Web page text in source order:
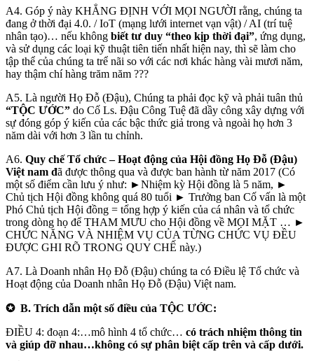
A4. Góp ý này KHẲNG ĐỊNH VỚI MỌI NGƯỜI rằng, chúng ta
đang ở thời đại 4.0. / IoT (mạng lưới internet vạn vật) / AI (trí tuệ
nhân tạo)… nếu không biết tư duy “theo kịp thời đại”, ứng dụng,
và sử dụng các loại kỹ thuật tiên tiến nhất hiện nay, thì sẽ làm cho
tập thể của chúng ta trể nãi so với các nơi khác hàng vài mươi năm,
hay thậm chí hàng trăm năm ???
A5. Là người Họ Đỗ (Đậu), Chúng ta phải đọc kỹ và phải tuân thủ
“TỘC ƯỚC” do Cố Ls. Đậu Công Tuệ đã dầy công xây dựng với
sự đóng góp ý kiến của các bậc thức giả trong và ngoài họ hơn 3
năm dài với hơn 3 lần tu chỉnh.
A6. Quy chế Tổ chức – Hoạt động của Hội đồng Họ Đỗ (Đậu)
Việt nam đã được thông qua và được ban hành từ năm 2017 (Có
một số điểm cần lưu ý như: ►Nhiệm kỳ Hội đồng là 5 năm, ►
Chủ tịch Hội đồng không quá 80 tuổi ► Trưởng ban Cố vấn là một
Phó Chủ tịch Hội đồng = tổng hợp ý kiến của cá nhân và tổ chức
trong dòng họ để THAM MƯU cho Hội đồng về MỌI MẶT … ►
CHỨC NĂNG VÀ NHIỆM VỤ CỦA TỪNG CHỨC VỤ ĐỀU
ĐƯỢC GHI RÕ TRONG QUY CHẾ này.)
A7. Là Doanh nhân Họ Đỗ (Đậu) chúng ta có Điều lệ Tổ chức và
Hoạt động của Doanh nhân Họ Đỗ (Đậu) Việt nam.
✪ B. Trích dẫn một số điều của TỘC ƯỚC:
ĐIỀU 4: đoạn 4:…mô hình 4 tổ chức… có trách nhiệm thông tin
và giúp đỡ nhau…không có sự phân biệt cấp trên và cấp dưới.